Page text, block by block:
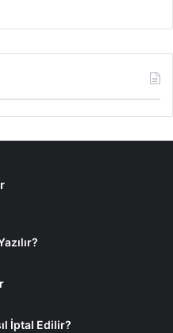
İptal Edilir?